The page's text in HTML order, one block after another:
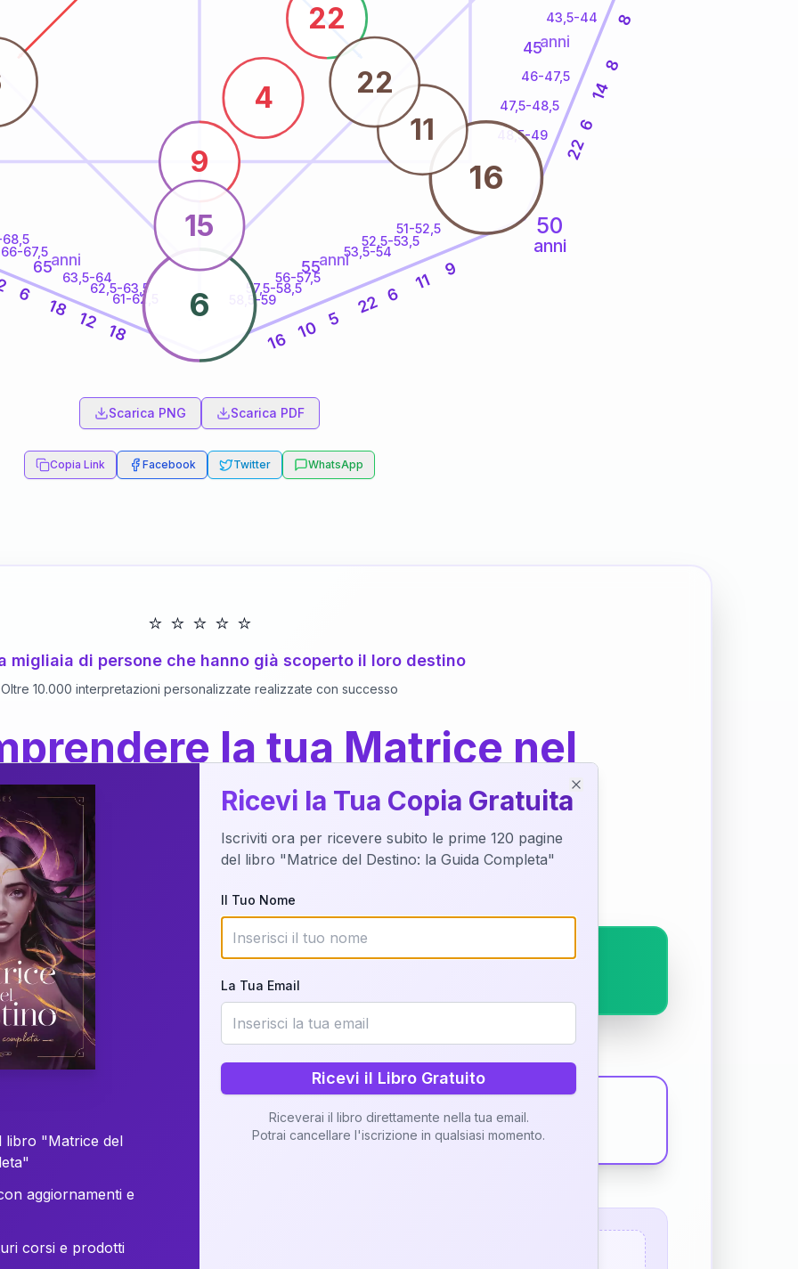
50
anni
anni
43,5-44
46-47,5
47,5-48,5
48,5-49
51-52,5
52,5-53,5
53,5-54
56-57,5
57,5-58,5
58,5-59
61-62,5
62,5-63,5
63,5-64
66-67,5
68,5
8
8
14
6
22
9
11
6
22
5
10
16
18
12
18
6 6
16
9
4
22
15
11
22
45anni
55anni
65anni
Scarica PNG Scarica PDF
Copia Link Facebook Twitter WhatsApp
⭐ ⭐ ⭐ ⭐ ⭐
migliaia di persone che hanno già scoperto il loro destino
Oltre 10.000 interpretazioni personalizzate realizzate con successo
la tua Matrice nel
dettaglio?
della tua Matrice del Destino attraverso una nostra interpretazione
o studiando attraverso il manuale completo.
Richiedi Interpretazione
✨ Interpretazione personalizzata
Scopri il Libro
gratuita
del Libro
libro "Matrice del
aggiornamenti e
corsi e prodotti
Ricevi la Tua Copia Gratuita
Iscriviti ora per ricevere subito le prime 120 pagine
del libro "Matrice del Destino: la Guida Completa"
Il Tuo Nome
La Tua Email
Ricevi il Libro Gratuito
Riceverai il libro direttamente nella tua email.
Potrai cancellare l'iscrizione in qualsiasi momento.